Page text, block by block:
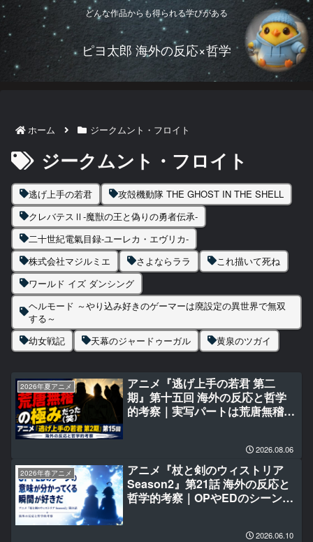
どんな作品からも得られる学びがある
ピヨ太郎 海外の反応×哲学
ホーム ジークムント・フロイト
ジークムント・フロイト
逃げ上手の若君
攻殻機動隊 THE GHOST IN THE SHELL
クレバテスⅡ-魔獣の王と偽りの勇者伝承-
二十世紀電氣目録-ユーレカ・エヴリカ-
株式会社マジルミエ
さよならララ
これ描いて死ね
ワールド イズ ダンシング
ヘルモード ～やり込み好きのゲーマーは廃設定の異世界で無双
する～
幼女戦記
天幕のジャードゥーガル 黄泉のツガイ
2026年夏アニメ
アニメ『逃げ上手の若君 第二
期』第十五回 海外の反応と哲学
的考察｜実写パートは荒唐無稽の
2026.08.06
2026年春アニメ
アニメ『杖と剣のウィストリア
Season2』第21話 海外の反応と
哲学的考察｜OPやEDのシーンの
2026.06.10